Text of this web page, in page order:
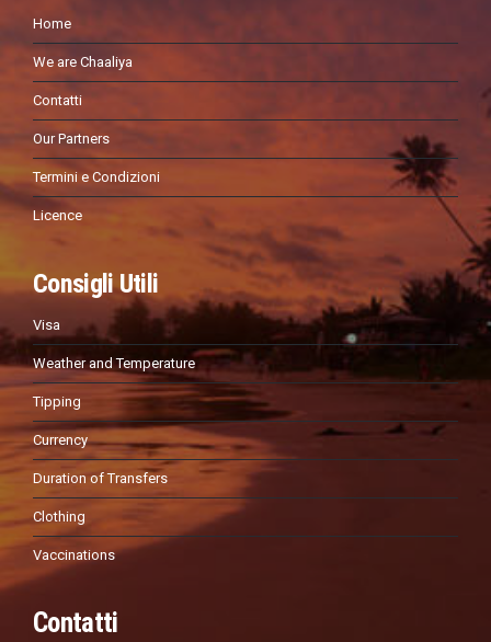
Home
We are Chaaliya
Contatti
Our Partners
Termini e Condizioni
Licence
Consigli Utili
Visa
Weather and Temperature
Tipping
Currency
Duration of Transfers
Clothing
Vaccinations
Contatti